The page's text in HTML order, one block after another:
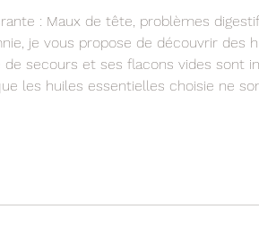
: Maux de tête, problèmes
je vous propose de découvrir des
secours et ses flacons vides sont
les huiles essentielles choisie ne